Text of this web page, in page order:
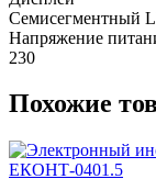
Семисегментный
Напряжение
230
Похожие